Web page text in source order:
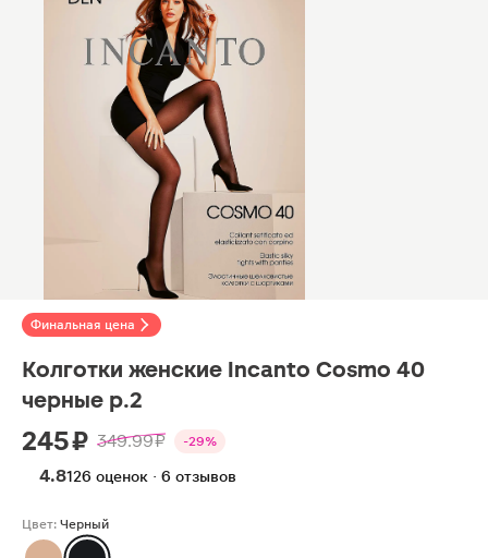
Финальная цена
Колготки женские Incanto Cosmo 40
черные р.2
245 ₽ 349.99 ₽ -29%
4.8126 оценок · 6 отзывов
Цвет: Черный